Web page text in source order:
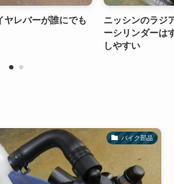
ニッシンのラジアルブレーキマスタ
ーシリンダーはすごくコントロール
バイク部品